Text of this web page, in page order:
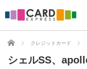
CARD EXPRESSクレジットカード
シェルSS、